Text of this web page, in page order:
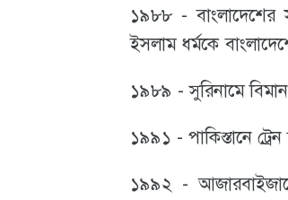
১৯৮৮ - বাংলাদেশের
ইসলাম ধর্মকে
১৯৮৯ - সুরিনামে
১৯৯১ - পাকিস্তানে ট্রেন
১৯৯২ -